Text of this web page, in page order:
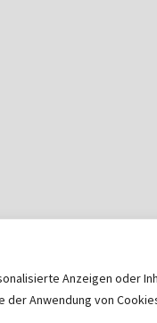
Anzeigen oder
der Anwendung von
© 2026|Stolz